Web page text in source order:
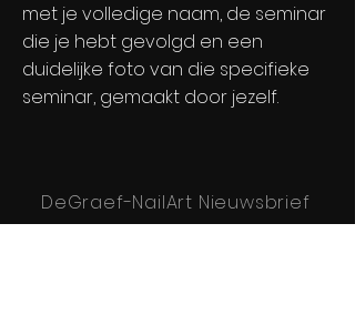
met je volledige naam, de seminar
die je hebt gevolgd en een
duidelijke foto van die specifieke
seminar, gemaakt door jezelf.
DeGraef-NailArt Nieuwsbrief